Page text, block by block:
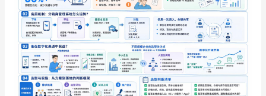
增长俱乐部 有赞商盟
商家社区 社群交流
合作共进
入驻有赞 认证代理商